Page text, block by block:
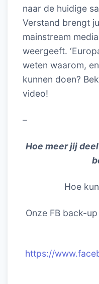
naar de huidige
Verstand brengt
mainstream
weergeeft.
weten waarom,
kunnen doen?
video!
–
Hoe meer jij
Hoe
Onze FB back-
https://